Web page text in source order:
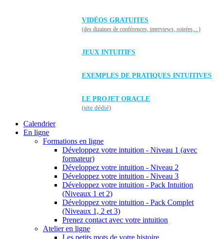
VIDÉOS GRATUITES
(des dizaines de conférences, interviews, soirées,...)
JEUX INTUITIFS
EXEMPLES DE PRATIQUES INTUITIVES
LE PROJET ORACLE
(site dédié)
Calendrier
En ligne
Formations en ligne
Développez votre intuition - Niveau 1 (avec
formateur)
Développez votre intuition - Niveau 2
Développez votre intuition - Niveau 3
Développez votre intuition - Pack Intuition
(Niveaux 1 et 2)
Développez votre intuition - Pack Complet
(Niveaux 1, 2 et 3)
Prenez contact avec votre intuition
Atelier en ligne
Les petits mots de votre histoire